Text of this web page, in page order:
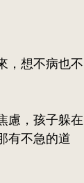
，想不病也不
慮，孩子躲在
有不急的道